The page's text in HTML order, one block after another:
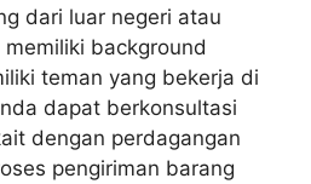
dari luar negeri atau
background
teman yang bekerja di
dapat berkonsultasi
dengan perdagangan
pengiriman barang